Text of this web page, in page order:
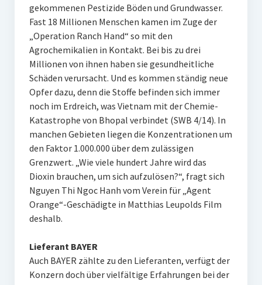
gekommenen Pestizide Böden und Grundwasser.
Fast 18 Millionen Menschen kamen im Zuge der
„Operation Ranch Hand“ so mit den
Agrochemikalien in Kontakt. Bei bis zu drei
Millionen von ihnen haben sie gesundheitliche
Schäden verursacht. Und es kommen ständig neue
Opfer dazu, denn die Stoffe befinden sich immer
noch im Erdreich, was Vietnam mit der Chemie-
Katastrophe von Bhopal verbindet (SWB 4/14). In
manchen Gebieten liegen die Konzentrationen um
den Faktor 1.000.000 über dem zulässigen
Grenzwert. „Wie viele hundert Jahre wird das
Dioxin brauchen, um sich aufzulösen?“, fragt sich
Nguyen Thi Ngoc Hanh vom Verein für „Agent
Orange“-Geschädigte in Matthias Leupolds Film
deshalb.
Lieferant BAYER
Auch BAYER zählte zu den Lieferanten, verfügt der
Konzern doch über vielfältige Erfahrungen bei der